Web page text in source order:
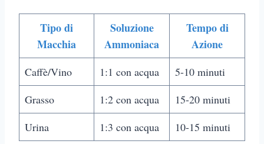
Tipo di
Macchia
Soluzione
Ammoniaca
Tempo di
Azione
Caffè/Vino 1:1 con acqua
5-10 minuti
Grasso
1:2 con acqua
15-20 minuti
Urina
1:3 con acqua 10-15 minuti